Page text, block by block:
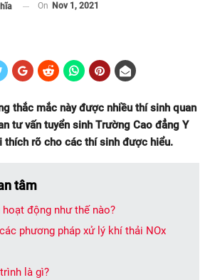
On Nov 1, 2021
thắc mắc này được nhiều thí sinh quan
tư vấn tuyển sinh Trường Cao đẳng Y
thích rõ cho các thí sinh được hiểu.
tâm
động như thế nào?
phương pháp xử lý khí thải NOx
là gì?